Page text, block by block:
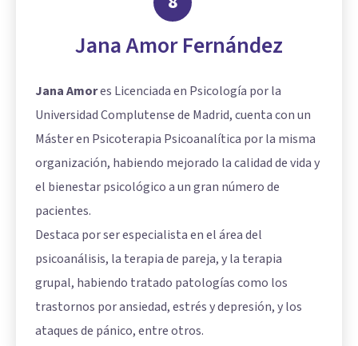
Jana Amor Fernández
Jana Amores Licenciada en Psicología por la
Universidad Complutense de Madrid, cuenta con un
Máster en Psicoterapia Psicoanalítica por la misma
organización, habiendo mejorado la calidad de vida y
el bienestar psicológico a un gran número de
pacientes.
Destaca por ser especialista en el área del
psicoanálisis, la terapia de pareja, y la terapia
grupal, habiendo tratado patologías como los
trastornos por ansiedad, estrés y depresión, y los
ataques de pánico, entre otros.